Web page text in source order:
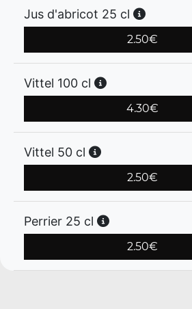
Jus d'abricot 25 cl
2.50€
Vittel 100 cl
4.30€
Vittel 50 cl
2.50€
Perrier 25 cl
2.50€